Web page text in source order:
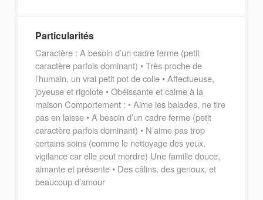
Particularités
Caractère : A besoin d’un cadre ferme (petit
caractère parfois dominant) • Très proche de
l’humain, un vrai petit pot de colle • Affectueuse,
joyeuse et rigolote • Obéissante et calme à la
maison Comportement : • Aime les balades, ne tire
pas en laisse • A besoin d’un cadre ferme (petit
caractère parfois dominant) • N’aime pas trop
certains soins (comme le nettoyage des yeux,
vigilance car elle peut mordre) Une famille douce,
aimante et présente • Des câlins, des genoux, et
beaucoup d’amour